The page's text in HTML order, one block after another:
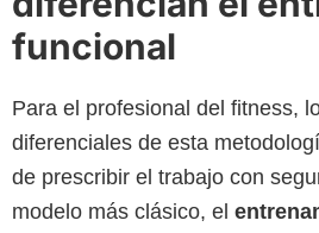
funcional
Para el profesional del fitness,
diferenciales de esta
de prescribir el trabajo con
modelo más clásico, el